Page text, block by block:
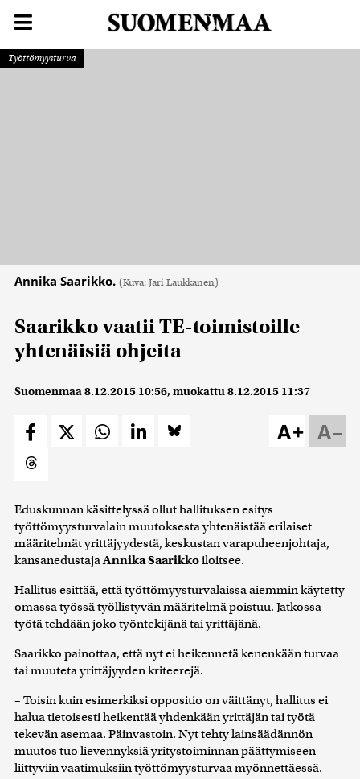
Työttömyysturva
Annika Saarikko. (Kuva: Jari Laukkanen)
Saarikko vaatii TE-toimistoille
yhtenäisiä ohjeita
Suomenmaa8.12.2015 10:56, muokattu8.12.2015 11:37
A–
A+
Eduskunnan käsittelyssä ollut hallituksen esitys
työttömyysturvalain muutoksesta yhtenäistää erilaiset
määritelmät yrittäjyydestä, keskustan varapuheenjohtaja,
kansanedustajaAnnika Saarikkoiloitsee.
Hallitus esittää, että työttömyysturvalaissa aiemmin käytetty
omassa työssä työllistyvän määritelmä poistuu. Jatkossa
työtä tehdään joko työntekijänä tai yrittäjänä.
Saarikko painottaa, että nyt ei heikennetä kenenkään turvaa
tai muuteta yrittäjyyden kriteerejä.
– Toisin kuin esimerkiksi oppositio on väittänyt, hallitus ei
halua tietoisesti heikentää yhdenkään yrittäjän tai työtä
tekevän asemaa. Päinvastoin. Nyt tehty lainsäädännön
muutos tuo lievennyksiä yritystoiminnan päättymiseen
liittyviin vaatimuksiin työttömyysturvaa myönnettäessä.